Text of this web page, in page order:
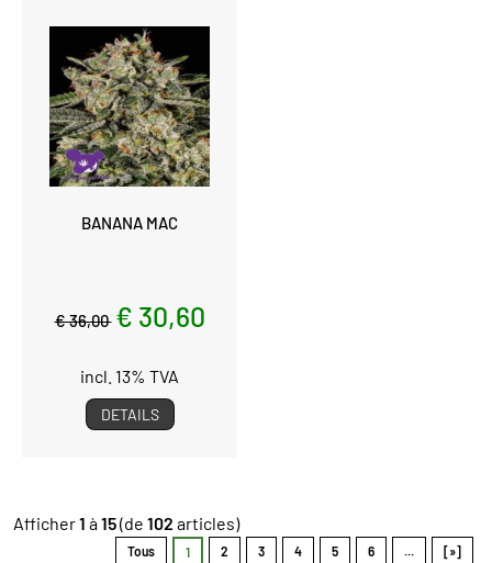
BANANA MAC
€ 36,00 € 30,60
incl. 13% TVA
DETAILS
Afficher1 à15(de 102 articles)
Tous 1 2 3 4 5 6 [»]